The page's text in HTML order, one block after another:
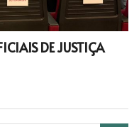
DE JUSTIÇA